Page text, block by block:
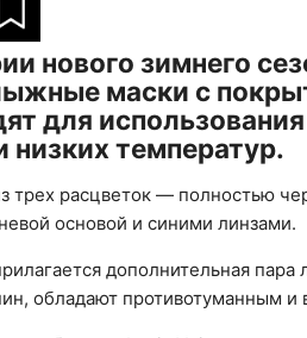
нового зимнего
маски с
для
низких температур.
трех расцветок — полностью
основой и синими линзами.
дополнительная
обладают противотуманным